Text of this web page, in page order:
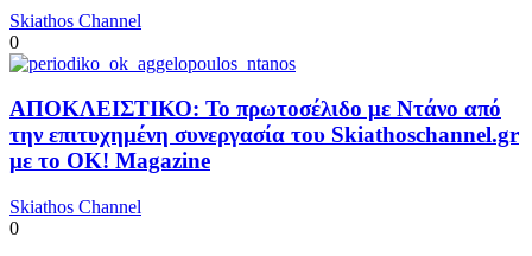
Skiathos Channel
0
ΑΠΟΚΛΕΙΣΤΙΚΟ: Το πρωτοσέλιδο με Ντάνο από
την επιτυχημένη συνεργασία του Skiathoschannel.gr
με το OK! Magazine
Skiathos Channel
0